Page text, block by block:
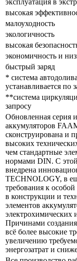
высокая
малоуходность
экологичность
высокая
экономичность и
быстрый заряд
* система
устанавливается по
**система
запросу
Обновленная серия
аккумуляторов
сконструирована и
высоких
чем стандартные
нормами DIN. С
внедрена
TECHNOLOGY, в
требования к
в конструкции и
элементов
электрохимических
Причинами
всё более высокие
увеличению
энергозатрат и